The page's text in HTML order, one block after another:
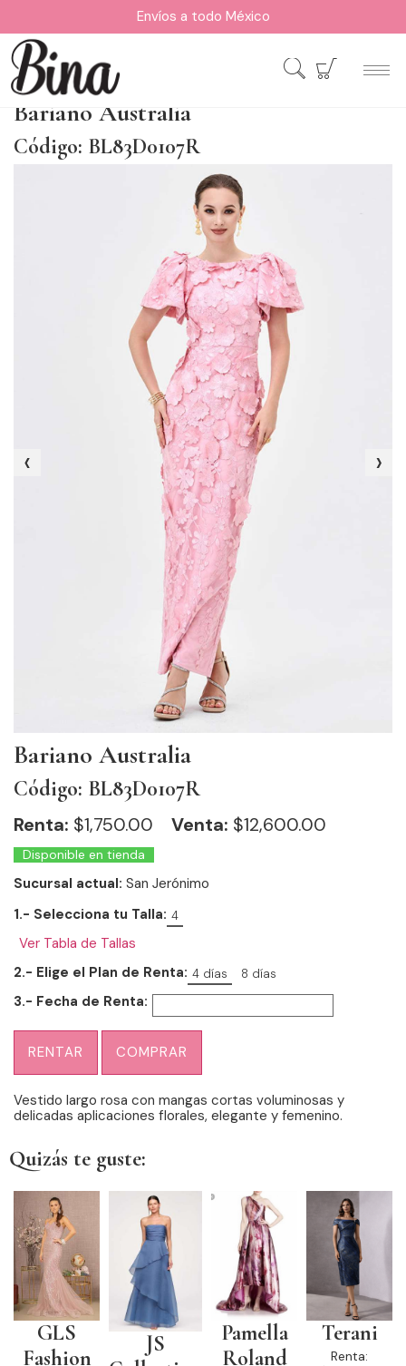
Envíos a todo México
Bariano Australia
Código: BL83D0107R
‹ ›
Bariano Australia
Código: BL83D0107R
Renta: $1,750.00 Venta: $12,600.00
Disponible en tienda
Sucursal actual: San Jerónimo
1.- Selecciona tu Talla: 4
Ver Tabla de Tallas
2.- Elige el Plan de Renta: 4 días 8 días
3.- Fecha de Renta:
RENTAR COMPRAR
Vestido largo rosa con mangas cortas voluminosas y
delicadas aplicaciones florales, elegante y femenino.
Quizás te guste:
GLS
Fashion
JS
Pamella
Roland
Terani
Renta: